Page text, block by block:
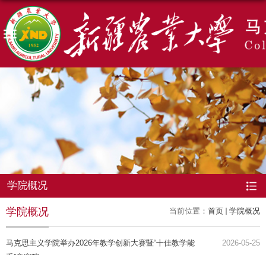
学院概况
当前位置： 首页 学院概况
学院概况
马克思主义学院举办2026年教学创新大赛暨“十佳教学能
2026-05-25